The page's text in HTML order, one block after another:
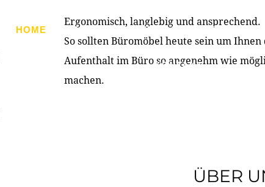
HOME PRODUKTE ÜBER UNS PARTNER
KONTAKT
Ergonomisch, langlebig und ansprechend.
So sollten Büromöbel heute sein um Ihnen
Aufenthalt im Büro so angenehm wie
machen.
ÜBER